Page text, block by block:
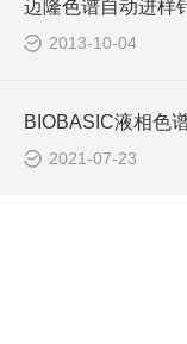
2013-10-04
2021-07-23